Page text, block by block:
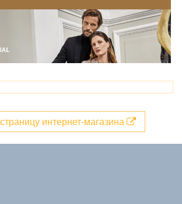
интернет-магазина